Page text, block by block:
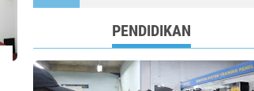
PENDIDIKAN